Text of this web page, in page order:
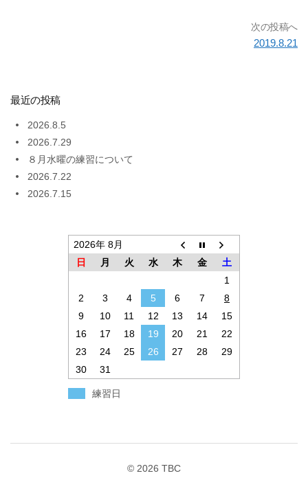
次の投稿へ
2019.8.21
最近の投稿
2026.8.5
2026.7.29
８月水曜の練習について
2026.7.22
2026.7.15
2026年 8月
日
月 火 水 木 金
土
1
2
3 4 5 6 7
8
9
10 11 12 13 14
15
16
17 18 19 20 21
22
23
24 25 26 27 28
29
30
31
練習日
© 2026 TBC